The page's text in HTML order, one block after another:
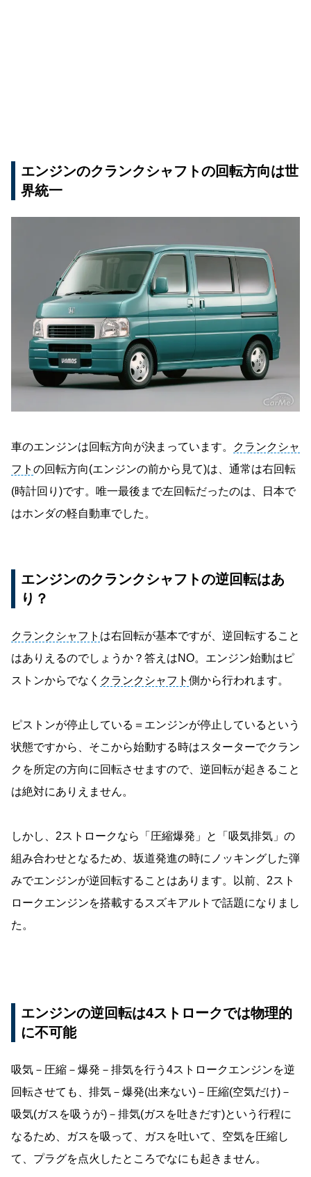
エンジンのクランクシャフトの回転方向は世
界統一
車のエンジンは回転方向が決まっています。
クランクシャ
フト の回転方向(エンジンの前から見て)は、通常は右回転
(時計回り)です。唯一最後まで左回転だったのは、日本で
はホンダの軽自動車でした。
エンジンのクランクシャフトの逆回転はあ
り？
クランクシャフト は右回転が基本ですが、逆回転すること
はありえるのでしょうか？答えはNO。エンジン始動はピ
ストンからでなく クランクシャフト 側から行われます。
ピストンが停止している＝エンジンが停止しているという
状態ですから、そこから始動する時はスターターでクラン
クを所定の方向に回転させますので、逆回転が起きること
は絶対にありえません。
しかし、2ストロークなら「圧縮爆発」と「吸気排気」の
組み合わせとなるため、坂道発進の時にノッキングした弾
みでエンジンが逆回転することはあります。以前、2スト
ロークエンジンを搭載するスズキアルトで話題になりまし
た。
エンジンの逆回転は4ストロークでは物理的
に不可能
吸気－圧縮－爆発－排気を行う4ストロークエンジンを逆
回転させても、排気－爆発(出来ない)－圧縮(空気だけ)－
吸気(ガスを吸うが)－排気(ガスを吐きだす)という行程に
なるため、ガスを吸って、ガスを吐いて、空気を圧縮し
て、プラグを点火したところでなにも起きません。